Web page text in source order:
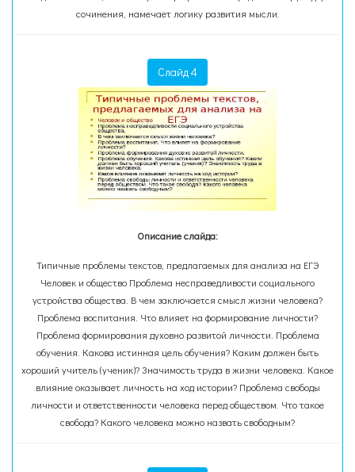
сочинения, намечает логику развития мысли.
Слайд 4
Описание слайда:
Типичные проблемы текстов, предлагаемых для анализа на ЕГЭ
Человек и общество Проблема несправедливости социального
устройства общества. В чем заключается смысл жизни человека?
Проблема воспитания. Что влияет на формирование личности?
Проблема формирования духовно развитой личности. Проблема
обучения. Какова истинная цель обучения? Каким должен быть
хороший учитель (ученик)? Значимость труда в жизни человека. Какое
влияние оказывает личность на ход истории? Проблема свободы
личности и ответственности человека перед обществом. Что такое
свобода? Какого человека можно назвать свободным?